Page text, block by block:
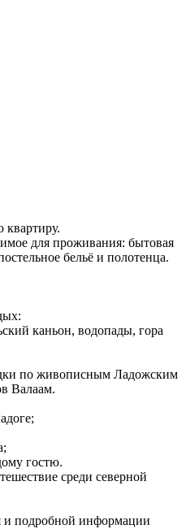
для проживания: бытовая
бельё и полотенца.
каньон, водопады, гора
по живописным Ладожским
Валаам.
гостю.
среди северной
и подробной информации